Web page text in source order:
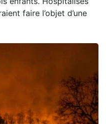
faire l’objet d’une